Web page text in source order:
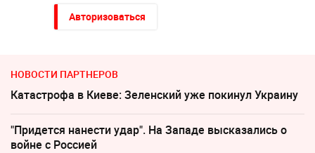
Авторизоваться
НОВОСТИ ПАРТНЕРОВ
Катастрофа в Киеве: Зеленский уже покинул Украину
"Придется нанести удар". На Западе высказались о
войне с Россией